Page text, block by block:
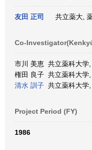
友田 正司 共立薬大,
Co-
市川 美恵 共立薬科大学
権田 良子 共立薬科大学
清水 訓子 共立薬科大学
Project Period (FY)
1986